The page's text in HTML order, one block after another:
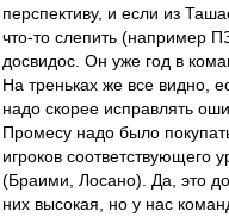
перспективу, и если из
что-то слепить (например
досвидос. Он уже год в
На треньках же все видно,
надо скорее исправлять
Промесу надо было
игроков соответствующего
(Браими, Лосано). Да, это
них высокая, но у нас